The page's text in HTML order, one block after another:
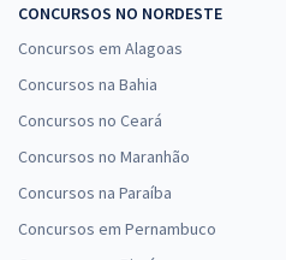
CONCURSOS NO NORDESTE
Concursos em Alagoas
Concursos na Bahia
Concursos no Ceará
Concursos no Maranhão
Concursos na Paraíba
Concursos em Pernambuco